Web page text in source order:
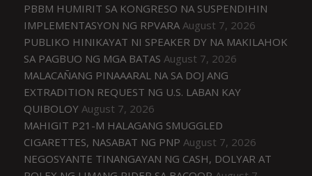
PBBM HUMIRIT SA KONGRESO NA SUSPENDIHIN
IMPLEMENTASYON NG RPVARA August 7, 2026
PUBLIKO HINIKAYAT NI SPEAKER DY NA MAKILAHOK
SA PAGBUO NG MGA BATAS August 7, 2026
MALACAÑANG PINAAARAL NA SA DOJ ANG
EXTRADITION REQUEST NG U.S. LABAN KAY
QUIBOLOY August 7, 2026
MAHIGIT P21-M HALAGANG SMUGGLED
CIGARETTES, NASABAT NG PNP August 7, 2026
NEGOSYANTE TINANGAYAN NG CASH, DOLYAR AT